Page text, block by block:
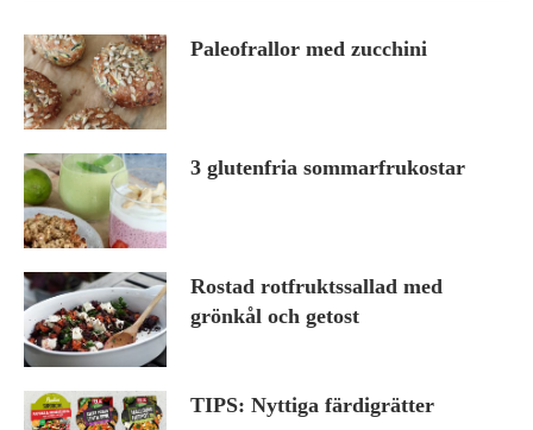
Paleofrallor med zucchini
3 glutenfria sommarfrukostar
Rostad rotfruktssallad med
grönkål och getost
TIPS: Nyttiga färdigrätter